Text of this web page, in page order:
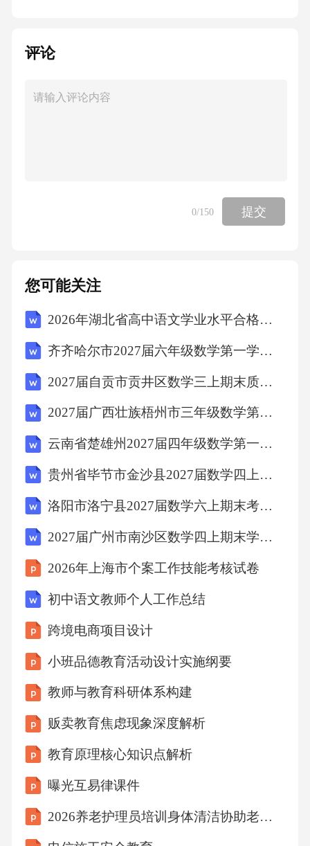
后续的靶向治疗提供了明确的靶点方向。05ON
率达85%中风险组：单通路异常（仅RB1缺失或
2%我们对国内300例骨肉瘤患者进行独立验证，
模型准确率达81%，随后该模型被纳入《中国骨
肉瘤诊疗指南（2018版）》，成为国内临床分
层治疗的核心依据。06ONE3靶向治疗的循证探
索
3靶向治疗的循证探索随着分子分型的明确，靶
向治疗的循证研究开始落地。2013年我们参与
了贝伐珠单抗治疗复发转移性骨肉瘤的II期临床
研究，发现贝伐珠单抗联合化疗可将患者无进
升至22%。2016年我们团队开展了IDH1抑制剂
治疗IDH1突变骨肉瘤的单臂临床研究，入组的3
例患者中有2例出现肿瘤缩小，其中1例患者的P
FS达到8个月，这是国内首次证实IDH抑制剂在
骨肉瘤中的抗肿瘤活性，为后续III期临床研究
提供了关键数据。07ONE4精准放疗的循证优化
质子重离子治疗系统，针对无法手术的局部晚
期骨肉瘤患者开展治疗。我们回顾2015-2018年
的50例患者数据，发现质子治疗的局部控制率
达82%，比传统光子放疗高出25%，且3级以上
评论
0/150 提交
您可能关注
2026年湖北省高中语文学业水平合格性模拟卷（一）（文字版含答案）
齐齐哈尔市2027届六年级数学第一学期期末学业质量监测试题含解析
2027届自贡市贡井区数学三上期末质量检测试题含解析
2027届广西壮族梧州市三年级数学第一学期期末调研模拟试题含解析
云南省楚雄州2027届四年级数学第一学期期末质量检测模拟试题含解析
贵州省毕节市金沙县2027届数学四上期末考试试题含解析
洛阳市洛宁县2027届数学六上期末考试模拟试题含解析
2027届广州市南沙区数学四上期末学业质量监测试题含解析
2026年上海市个案工作技能考核试卷
初中语文教师个人工作总结
跨境电商项目设计
小班品德教育活动设计实施纲要
教师与教育科研体系构建
贩卖教育焦虑现象深度解析
教育原理核心知识点解析
曝光互易律课件
2026养老护理员培训身体清洁协助老年人沐浴解读